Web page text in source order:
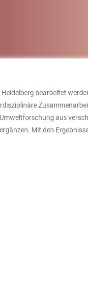
bearbeitet
aus
Mit den